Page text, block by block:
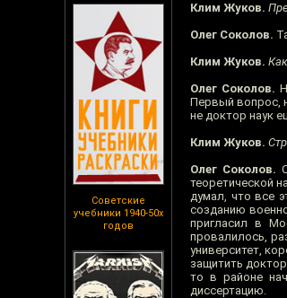
Советские
учебники 1940-50х
годов
Клим Жуков.
Олег Соколов.
Клим Жуков.
Олег Соколов.
Первый вопрос,
не доктор наук
Клим Жуков.
Олег Соколов.
теоретической
думал, что все
созданию
пригласил в
провалилось,
университет,
защитить
то в районе
диссертацию.